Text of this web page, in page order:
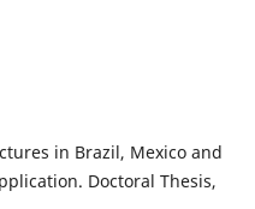
in Brazil, Mexico and
Doctoral Thesis,